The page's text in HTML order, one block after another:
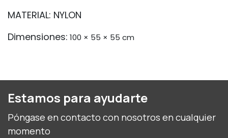
MATERIAL: NYLON
Dimensiones: 100 × 55 × 55 cm
Estamos para ayudarte
Póngase en contacto con nosotros en cualquier
momento